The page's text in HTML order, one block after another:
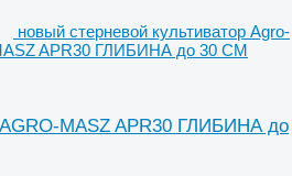
новый стерневой культиватор Agro-
APR30 ГЛИБИНА до 30 СМ
MASZ APR30 ГЛИБИНА до